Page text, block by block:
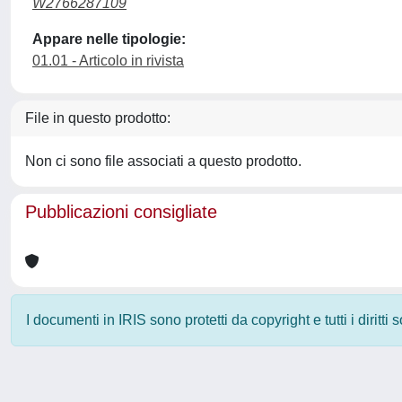
W2766287109
Appare nelle tipologie:
01.01 - Articolo in rivista
File in questo prodotto:
Non ci sono file associati a questo prodotto.
Pubblicazioni consigliate
I documenti in IRIS sono protetti da copyright e tutti i diritti